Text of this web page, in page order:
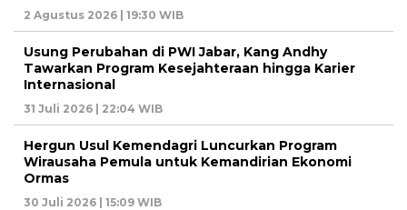
2 Agustus 2026 | 19:30 WIB
Usung Perubahan di PWI Jabar, Kang Andhy
Tawarkan Program Kesejahteraan hingga Karier
Internasional
31 Juli 2026 | 22:04 WIB
Hergun Usul Kemendagri Luncurkan Program
Wirausaha Pemula untuk Kemandirian Ekonomi
Ormas
30 Juli 2026 | 15:09 WIB